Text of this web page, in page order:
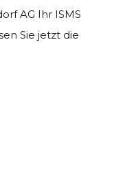
AG Ihr ISMS
Sie jetzt die